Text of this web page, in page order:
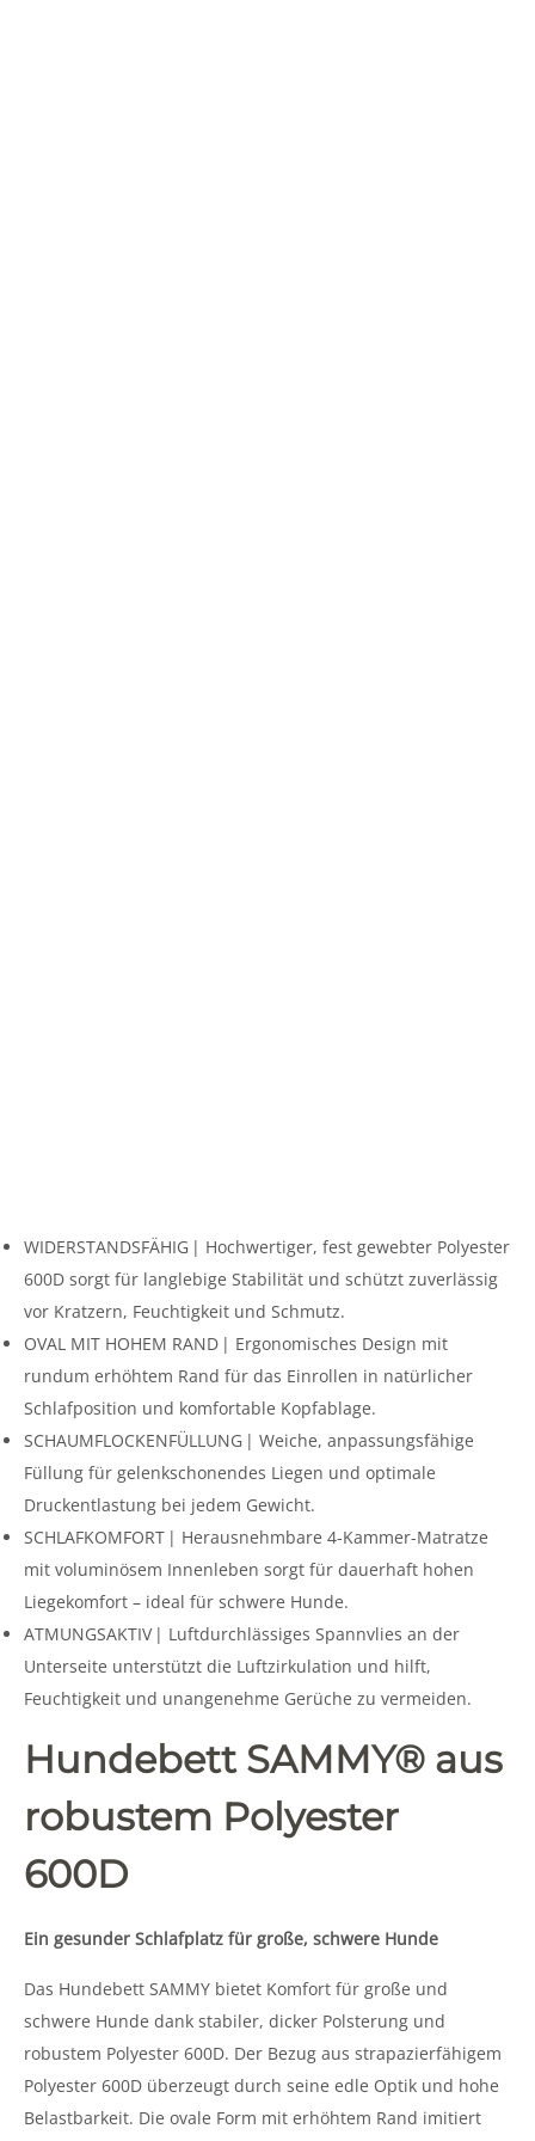
WIDERSTANDSFÄHIG | Hochwertiger, fest gewebter Polyester
600D sorgt für langlebige Stabilität und schützt zuverlässig
vor Kratzern, Feuchtigkeit und Schmutz.
OVAL MIT HOHEM RAND | Ergonomisches Design mit
rundum erhöhtem Rand für das Einrollen in natürlicher
Schlafposition und komfortable Kopfablage.
SCHAUMFLOCKENFÜLLUNG | Weiche, anpassungsfähige
Füllung für gelenkschonendes Liegen und optimale
Druckentlastung bei jedem Gewicht.
SCHLAFKOMFORT | Herausnehmbare 4-Kammer-Matratze
mit voluminösem Innenleben sorgt für dauerhaft hohen
Liegekomfort – ideal für schwere Hunde.
ATMUNGSAKTIV | Luftdurchlässiges Spannvlies an der
Unterseite unterstützt die Luftzirkulation und hilft,
Feuchtigkeit und unangenehme Gerüche zu vermeiden.
Hundebett SAMMY® aus
robustem Polyester
600D
Ein gesunder Schlafplatz für große, schwere Hunde
Das Hundebett SAMMY bietet Komfort für große und
schwere Hunde dank stabiler, dicker Polsterung und
robustem Polyester 600D. Der Bezug aus strapazierfähigem
Polyester 600D überzeugt durch seine edle Optik und hohe
Belastbarkeit. Die ovale Form mit erhöhtem Rand imitiert